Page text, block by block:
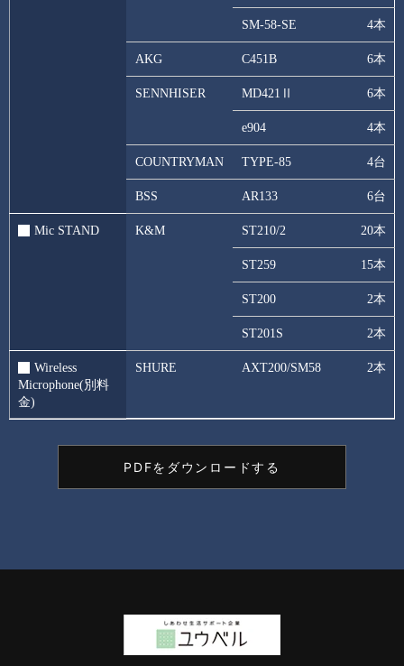
SM-58-SE 4本
AKG C451B 6本
SENNHISER MD421Ⅱ 6本
e904 4本
COUNTRYMAN TYPE-85 4台
BSS AR133 6台
Mic STAND K&M ST210/2 20本
ST259 15本
ST200 2本
ST201S 2本
Wireless
Microphone(別料
金)
SHURE AXT200/SM58 2本
PDFをダウンロードする